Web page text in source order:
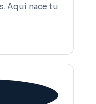
Aquí nace tu